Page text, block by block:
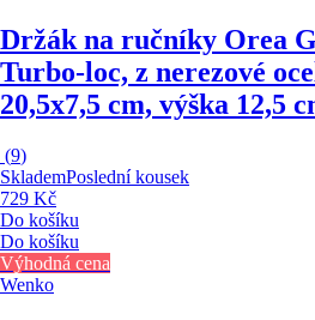
Držák na ručníky Orea
Turbo-loc, z nerezové
20,5x7,5 cm, výška 12,5
(9)
SklademPoslední kousek
729 Kč
Do košíku
Do košíku
Výhodná cena
Wenko